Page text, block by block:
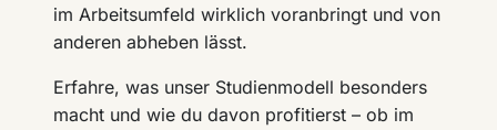
im Arbeitsumfeld wirklich voranbringt und von
anderen abheben lässt.
Erfahre, was unser Studienmodell besonders
macht und wie du davon profitierst – ob im